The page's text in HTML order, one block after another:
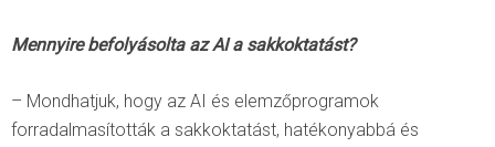
Mennyire befolyásolta az AI a sakkoktatást?
– Mondhatjuk, hogy az AI és elemzőprogramok
forradalmasították a sakkoktatást, hatékonyabbá és